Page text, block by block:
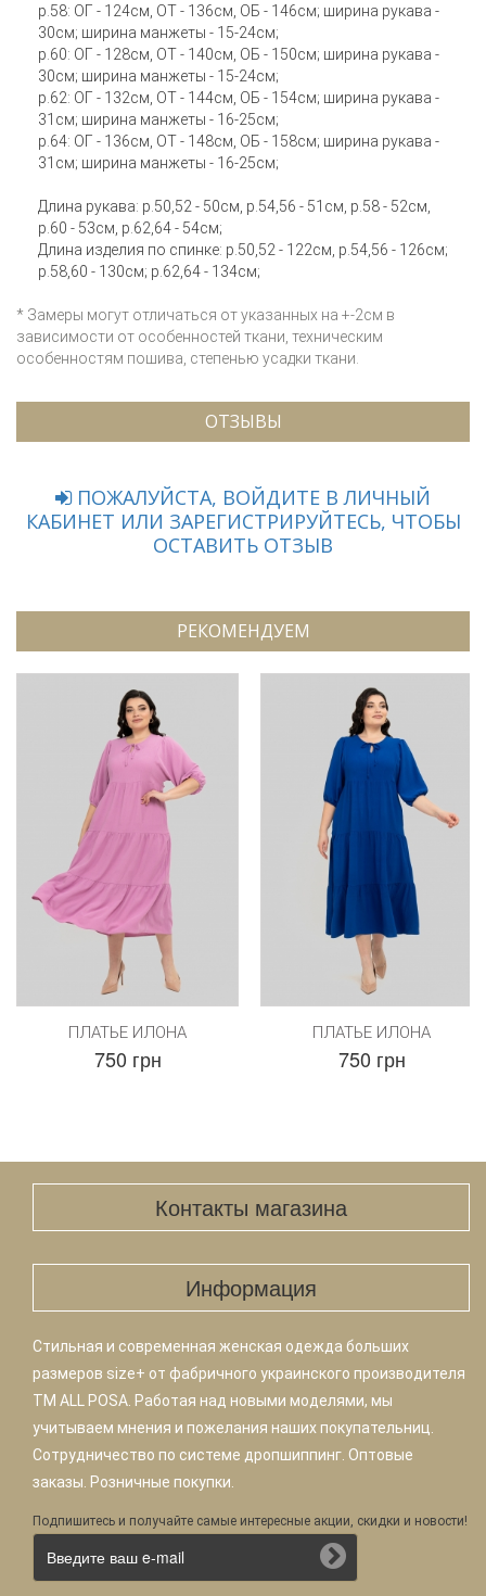
р.58: ОГ - 124см, ОТ - 136см, ОБ - 146см; ширина рукава -
30см; ширина манжеты - 15-24см;
р.60: ОГ - 128см, ОТ - 140см, ОБ - 150см; ширина рукава -
30см; ширина манжеты - 15-24см;
р.62: ОГ - 132см, ОТ - 144см, ОБ - 154см; ширина рукава -
31см; ширина манжеты - 16-25см;
р.64: ОГ - 136см, ОТ - 148см, ОБ - 158см; ширина рукава -
31см; ширина манжеты - 16-25см;
Длина рукава: р.50,52 - 50см, р.54,56 - 51см, р.58 - 52см,
р.60 - 53см, р.62,64 - 54см;
Длина изделия по спинке: р.50,52 - 122см, р.54,56 - 126см;
р.58,60 - 130см; р.62,64 - 134см;
* Замеры могут отличаться от указанных на +-2см в
зависимости от особенностей ткани, техническим
особенностям пошива, степенью усадки ткани.
ОТЗЫВЫ
ПОЖАЛУЙСТА, ВОЙДИТЕ В ЛИЧНЫЙ
КАБИНЕТ ИЛИ ЗАРЕГИСТРИРУЙТЕСЬ, ЧТОБЫ
ОСТАВИТЬ ОТЗЫВ
РЕКОМЕНДУЕМ
ПЛАТЬЕ ИЛОНА
750 грн
ПЛАТЬЕ ИЛОНА
750 грн
Контакты магазина
Информация
Стильная и современная женская одежда больших
размеров size+ от фабричного украинского производителя
TM ALL POSA. Работая над новыми моделями, мы
учитываем мнения и пожелания наших покупательниц.
Сотрудничество по системе дропшиппинг. Оптовые
заказы. Розничные покупки.
Подпишитесь и получайте самые интересные акции, скидки и новости!